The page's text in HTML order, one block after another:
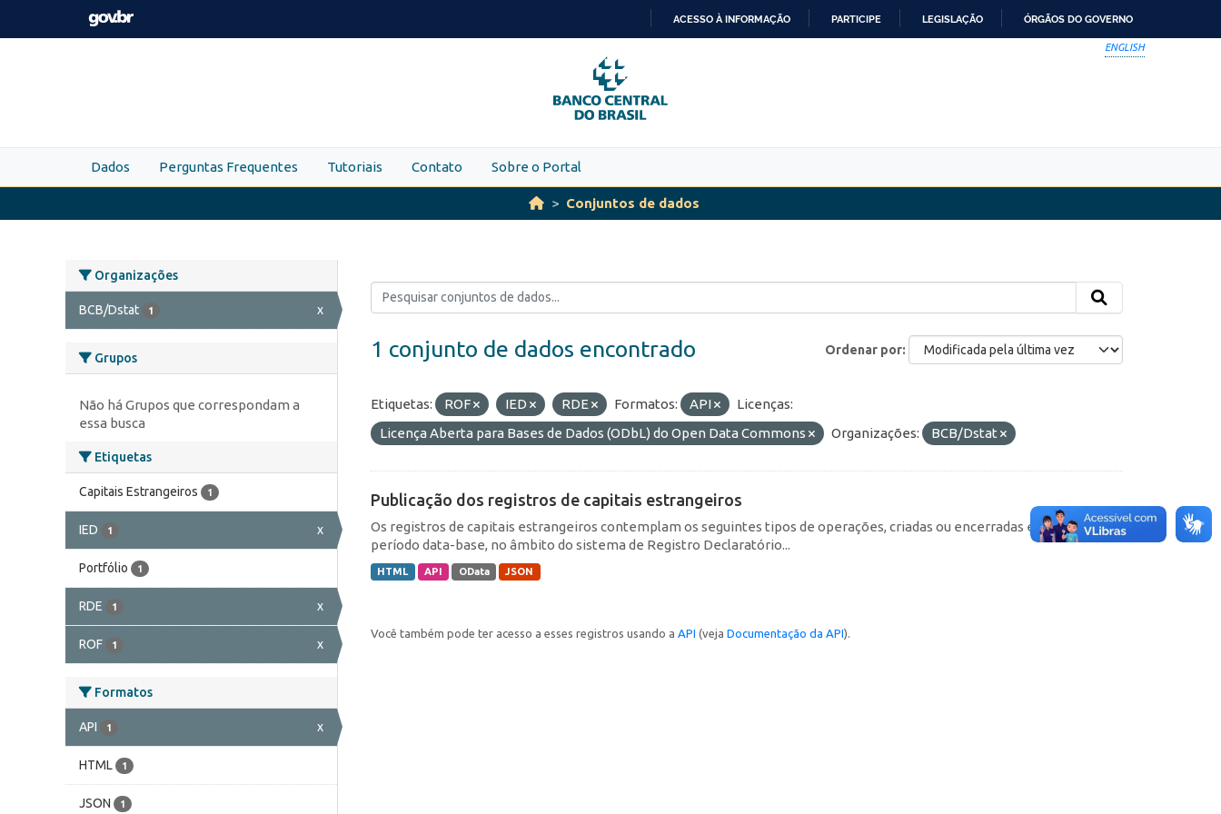
Skip to main content
PARA
O
CONTEÚDO
ACESSO À INFORMAÇÃO PARTICIPE LEGISLAÇÃO ÓRGÃOS DO GOVERNO
ENGLISH
Dados Perguntas Frequentes Tutoriais Contato Sobre o Portal
Conjuntos de dados
Organizações
BCB/Dstat 1 x
Grupos
Não há Grupos que correspondam a
essa busca
Etiquetas
Capitais Estrangeiros 1
IED 1 x
Portfólio 1
RDE 1 x
ROF 1 x
Formatos
API 1 x
HTML 1
JSON 1
Ordenar por
1 conjunto de dados encontrado
Etiquetas: ROF IED RDE Formatos: API
Licenças:
Licença Aberta para Bases de Dados (ODbL) do Open Data Commons
Organizações: BCB/Dstat
Publicação dos registros de capitais estrangeiros
Os registros de capitais estrangeiros contemplam os seguintes tipos de operações, criadas ou encerradas em cada
período data-base, no âmbito do sistema de Registro Declaratório...
HTML API OData JSON
Você também pode ter acesso a esses registros usando a API (veja Documentação da API).